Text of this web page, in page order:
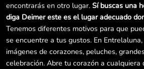
encontrarás en otro lugar. Sí buscas una
diga Deimer este es el lugar adecuado
Tenemos diferentes motivos para que
se encuentre a tus gustos. En
imágenes de corazones, peluches,
celebración. Abre tu corazón a cualquiera